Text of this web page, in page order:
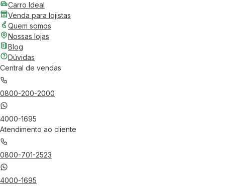
Carro Ideal
Venda para lojistas
Quem somos
Nossas lojas
Blog
Dúvidas
Central de vendas
0800-200-2000
4000-1695
Atendimento ao cliente
0800-701-2523
4000-1695